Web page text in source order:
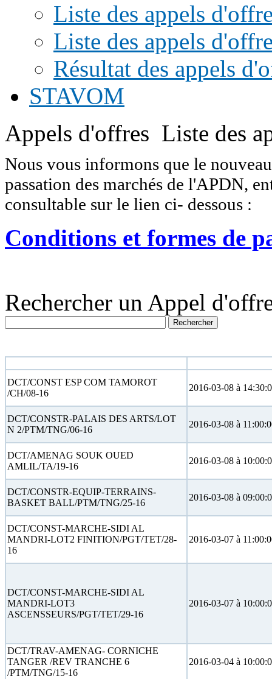
Liste des appels
Liste des appels
Résultat des appels
STAVOM
Appels d'offres Liste des
Nous vous informons que le
passation des marchés de l'APDN,
consultable sur le lien ci- dessous :
Conditions et formes de
Rechercher un Appel
DCT/CONST ESP COM TAMOROT
/CH/08-16
2016-03-08 à
DCT/CONSTR-PALAIS DES ARTS/LOT
N 2/PTM/TNG/06-16
2016-03-08 à
DCT/AMENAG SOUK OUED
AMLIL/TA/19-16
2016-03-08 à
DCT/CONSTR-EQUIP-TERRAINS-
BASKET BALL/PTM/TNG/25-16
2016-03-08 à
DCT/CONST-MARCHE-SIDI AL
MANDRI-LOT2 FINITION/PGT/TET/28-
16
2016-03-07 à
DCT/CONST-MARCHE-SIDI AL
MANDRI-LOT3
ASCENSSEURS/PGT/TET/29-16
2016-03-07 à
DCT/TRAV-AMENAG- CORNICHE
TANGER /REV TRANCHE 6
/PTM/TNG/15-16
2016-03-04 à